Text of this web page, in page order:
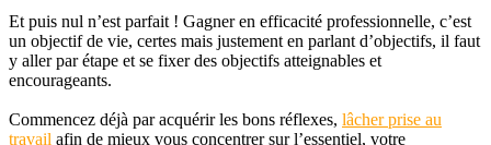
Et puis nul n’est parfait ! Gagner en efficacité professionnelle, c’est
un objectif de vie, certes mais justement en parlant d’objectifs, il faut
y aller par étape et se fixer des objectifs atteignables et
encourageants.
Commencez déjà par acquérir les bons réflexes, lâcher prise au
travail afin de mieux vous concentrer sur l’essentiel, votre